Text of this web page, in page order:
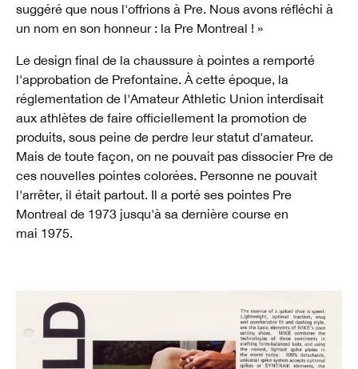
suggéré que nous l'offrions à Pre. Nous avons réfléchi à
un nom en son honneur : la Pre Montreal ! »
Le design final de la chaussure à pointes a remporté
l'approbation de Prefontaine. À cette époque, la
réglementation de l'Amateur Athletic Union interdisait
aux athlètes de faire officiellement la promotion de
produits, sous peine de perdre leur statut d'amateur.
Mais de toute façon, on ne pouvait pas dissocier Pre de
ces nouvelles pointes colorées. Personne ne pouvait
l'arrêter, il était partout. Il a porté ses pointes Pre
Montreal de 1973 jusqu'à sa dernière course en
mai 1975.